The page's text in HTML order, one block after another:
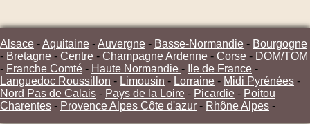
Alsace -Aquitaine -Auvergne - Basse-Normandie - Bourgogne
- Bretagne - Centre - Champagne Ardenne - Corse - DOM/TOM
- Franche Comté - Haute Normandie - Ile de France -
Languedoc Roussillon - Limousin - Lorraine - Midi Pyrénées -
Nord Pas de Calais - Pays de la Loire - Picardie - Poitou
Charentes - Provence Alpes Côte d'azur - Rhône Alpes -